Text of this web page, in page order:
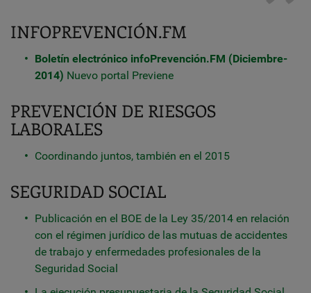
INFOPREVENCIÓN.FM
Boletín electrónico infoPrevención.FM (Diciembre-
2014) Nuevo portal Previene
PREVENCIÓN DE RIESGOS
LABORALES
Coordinando juntos, también en el 2015
SEGURIDAD SOCIAL
Publicación en el BOE de la Ley 35/2014 en relación
con el régimen jurídico de las mutuas de accidentes
de trabajo y enfermedades profesionales de la
Seguridad Social